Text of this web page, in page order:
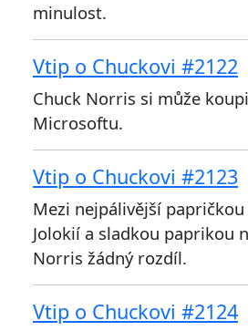
minulost.
Vtip o Chuckovi #2122
Chuck Norris si může
Microsoftu.
Vtip o Chuckovi #2123
Mezi nejpálivější
Jolokií a sladkou paprikou
Norris žádný rozdíl.
Vtip o Chuckovi #2124